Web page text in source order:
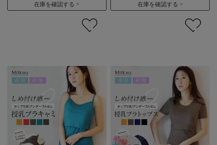
在庫を確認する 在庫を確認する